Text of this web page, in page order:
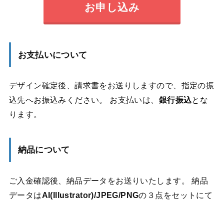
お申し込み
お支払いについて
デザイン確定後、請求書をお送りしますので、指定の振
込先へお振込みください。 お支払いは、 銀行振込とな
ります。
納品について
ご入金確認後、納品データをお送りいたします。 納品
データはAI(Illustrator)/JPEG/PNGの３点をセットにて